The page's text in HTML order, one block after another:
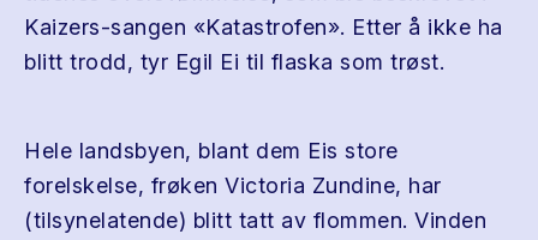
Kaizers-sangen «Katastrofen». Etter å ikke ha
blitt trodd, tyr Egil Ei til flaska som trøst.
Hele landsbyen, blant dem Eis store
forelskelse, frøken Victoria Zundine, har
(tilsynelatende) blitt tatt av flommen. Vinden